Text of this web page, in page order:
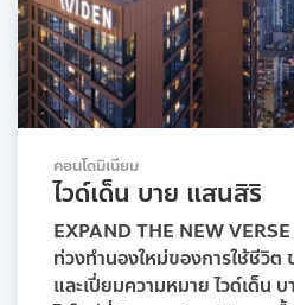
คอนโดมิเนียม
ไวด์เด็น บาย แสนสิริ
EXPAND THE NEW
ท่วงทำนองใหม่ของการใช้ชีวิต
และเปี่ยมความหมาย ไวด์เด็น